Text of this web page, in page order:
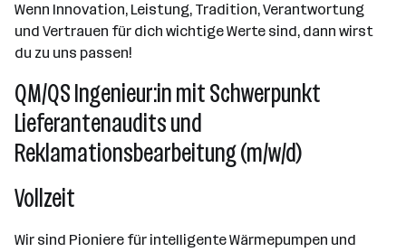
Wenn Innovation, Leistung, Tradition, Verantwortung
und Vertrauen für dich wichtige Werte sind, dann wirst
du zu uns passen!
QM/QS Ingenieur:in mit Schwerpunkt
Lieferantenaudits und
Reklamationsbearbeitung (m/w/d)
Vollzeit
Wir sind Pioniere für intelligente Wärmepumpen und